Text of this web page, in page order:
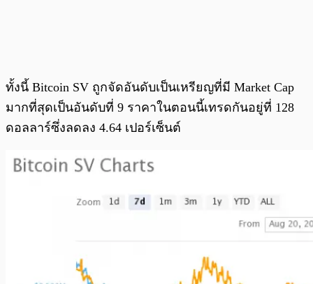
ทั้งนี้ Bitcoin SV ถูกจัดอันดับเป็นเหรียญที่มี Market Cap
มากที่สุดเป็นอันดับที่ 9 ราคาในตอนนี้เทรดกันอยู่ที่ 128
ดอลลาร์ซึ่งลดลง 4.64 เปอร์เซ็นต์